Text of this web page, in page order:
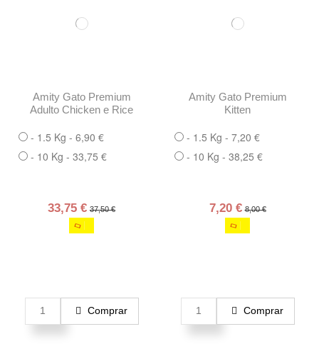
Amity Gato Premium
Adulto Chicken e Rice
- 1.5 Kg - 6,90 €
- 10 Kg - 33,75 €
33,75 € 37,50 €
Comprar
Amity Gato Premium
Kitten
- 1.5 Kg - 7,20 €
- 10 Kg - 38,25 €
7,20 € 8,00 €
Comprar